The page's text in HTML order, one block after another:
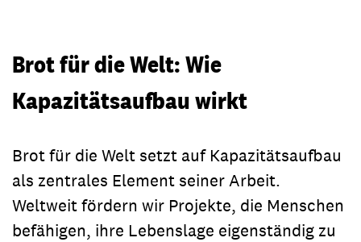
Brot für die Welt: Wie
Kapazitätsaufbau wirkt
Brot für die Welt setzt auf Kapazitätsaufbau
als zentrales Element seiner Arbeit.
Weltweit fördern wir Projekte, die Menschen
befähigen, ihre Lebenslage eigenständig zu